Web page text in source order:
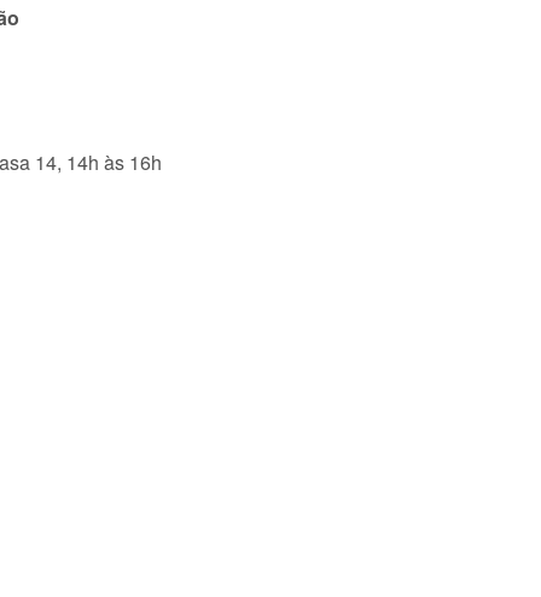
14, 14h às 16h